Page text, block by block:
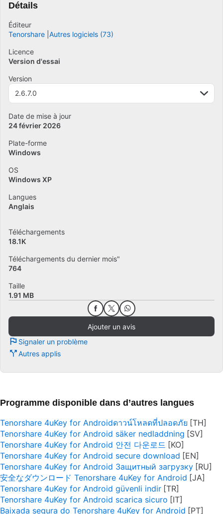
Détails
Éditeur
Tenorshare Autres logiciels (73)
Licence
Version d'essai
Version
2.6.7.0
Date de mise à jour
24 février 2026
Plate-forme
Windows
OS
Windows XP
Langues
Anglais
Téléchargements
18.1K
Téléchargements du dernier mois"
764
Taille
1.91 MB
Ajouter un avis
Signaler un problème
Autres applis
Programme disponible dans d’autres langues
Tenorshare 4uKey for Androidดาวน์โหลดที่ปลอดภัย
Tenorshare 4uKey for Android säker nedladdning
Tenorshare 4uKey for Android 안전 다운로드
Tenorshare 4uKey for Android secure download
Tenorshare 4uKey for Android Защитный загрузку
安全なダウンロード Tenorshare 4uKey for Android
Tenorshare 4uKey for Android güvenli indir
Tenorshare 4uKey for Android scarica sicuro
Baixada segura do Tenorshare 4uKey for Android